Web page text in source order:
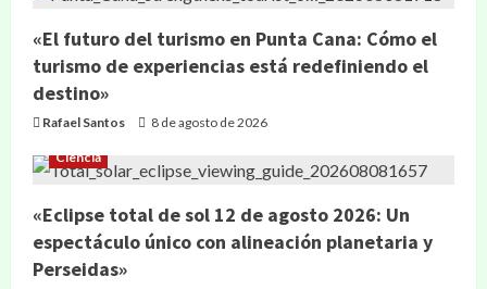
«El futuro del turismo en Punta Cana: Cómo el
turismo de experiencias está redefiniendo el
destino»
Rafael Santos 8 de agosto de 2026
Ciencia
«Eclipse total de sol 12 de agosto 2026: Un
espectáculo único con alineación planetaria y
Perseidas»